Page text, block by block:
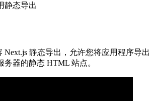
静态导出
Next.js 静态导出，允许您将应用程序导出
务器的静态 HTML 站点。